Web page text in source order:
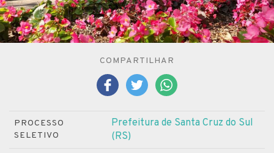
COMPARTILHAR
PROCESSO
SELETIVO
Prefeitura de Santa Cruz do Sul
(RS)